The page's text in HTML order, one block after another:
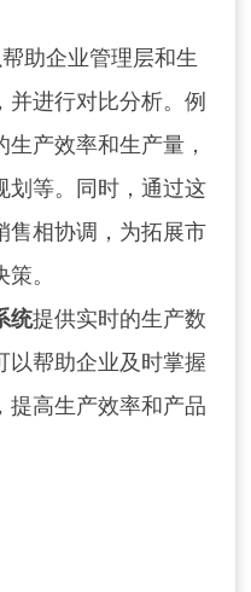
助企业管理层和生
并进行对比分析。例
产效率和生产量，
划等。同时，通过这
售相协调，为拓展市
。
统提供实时的生产数
以帮助企业及时掌握
提高生产效率和产品